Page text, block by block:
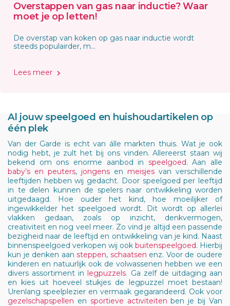
Overstappen van gas naar inductie? Waar
moet je op letten!
De overstap van koken op gas naar inductie wordt
steeds populairder, m...
Lees meer
Al jouw speelgoed en huishoudartikelen op
één plek
Van der Garde is echt van álle markten thuis. Wat je ook
nodig hebt, je zult het bij ons vinden. Allereerst staan wij
bekend om ons enorme aanbod in speelgoed. Aan alle
baby’s en peuters, jongens en meisjes van verschillende
leeftijden hebben wij gedacht. Door speelgoed per leeftijd
in te delen kunnen de spelers naar ontwikkeling worden
uitgedaagd. Hoe ouder het kind, hoe moeilijker of
ingewikkelder het speelgoed wordt. Dit wordt op allerlei
vlakken gedaan, zoals op inzicht, denkvermogen,
creativiteit en nog veel meer. Zo vind je altijd een passende
bezigheid naar de leeftijd en ontwikkeling van je kind. Naast
binnenspeelgoed verkopen wij ook buitenspeelgoed. Hierbij
kun je denken aansteppen, schaatsen enz. Voor de oudere
kinderen en natuurlijk ook de volwassenen hebben we een
divers assortiment in legpuzzels. Ga zelf de uitdaging aan
en kies uit hoeveel stukjes de legpuzzel moet bestaan!
Urenlang speelplezier en vermaak gegarandeerd. Ook voor
gezelschapspellen en sportieve activiteiten ben je bij Van